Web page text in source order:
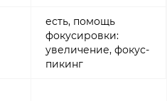
есть, помощь
фокусировки:
увеличение, фокус-
пикинг